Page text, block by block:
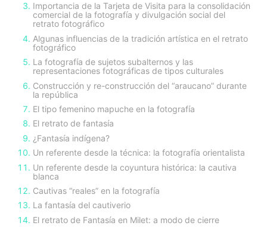
Importancia de la Tarjeta de Visita para la consolidación
comercial de la fotografía y divulgación social del
retrato fotográfico
Algunas influencias de la tradición artística en el retrato
fotográfico
La fotografía de sujetos subalternos y las
representaciones fotográficas de tipos culturales
Construcción y re-construcción del “araucano” durante
la república
El tipo femenino mapuche en la fotografía
El retrato de fantasía
¿Fantasía indígena?
Un referente desde la técnica: la fotografía orientalista
Un referente desde la coyuntura histórica: la cautiva
blanca
Cautivas “reales” en la fotografía
La fantasía del cautiverio
El retrato de Fantasía en Milet: a modo de cierre